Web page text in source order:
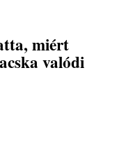
miért
valódi